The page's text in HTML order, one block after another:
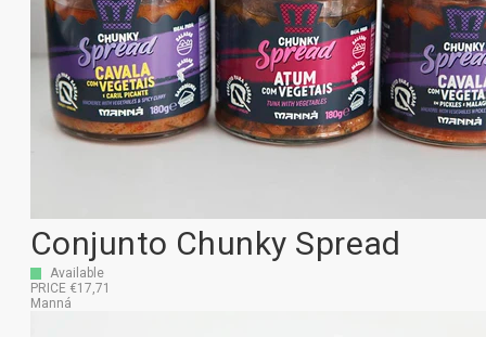
Conjunto Chunky Spread
Available
PRICE €17,71
Manná